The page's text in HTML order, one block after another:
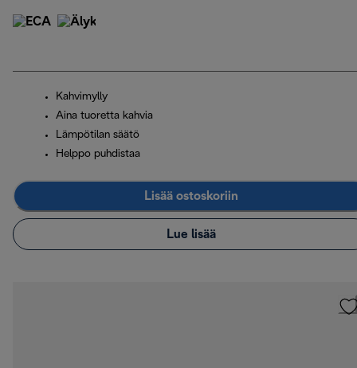
Kahvimylly
Aina tuoretta kahvia
Lämpötilan säätö
Helppo puhdistaa
Lisää ostoskoriin
Lue lisää